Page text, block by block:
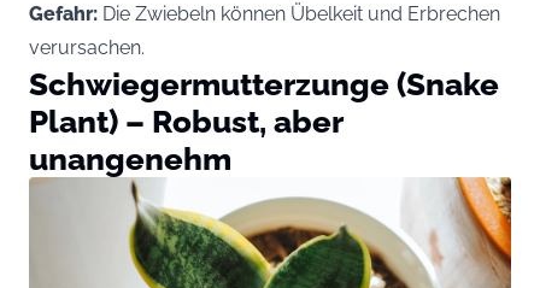
Gefahr: Die Zwiebeln können Übelkeit und Erbrechen
verursachen.
Schwiegermutterzunge (Snake
Plant) – Robust, aber
unangenehm